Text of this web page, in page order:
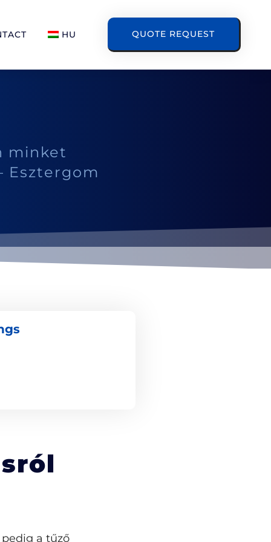
HU QUOTE REQUEST
minket
Esztergom
a tűző